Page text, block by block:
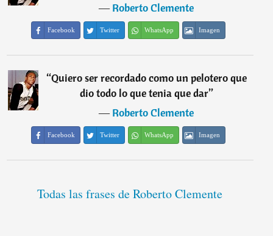
―Roberto Clemente
Facebook Twitter WhatsApp Imagen
“Quiero ser recordado como un pelotero que
dio todo lo que tenia que dar”
―Roberto Clemente
Facebook Twitter WhatsApp Imagen
Todas las frases de Roberto Clemente